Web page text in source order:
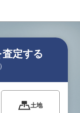
定する
土地